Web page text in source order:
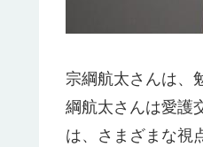
宗綱航太さんは、
綱航太さんは愛護
は、さまざまな視